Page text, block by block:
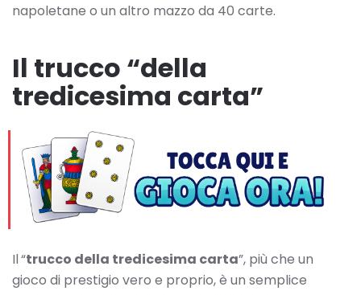
napoletane o un altro mazzo da 40 carte.
Il trucco “della
tredicesima carta”
Il“trucco della tredicesima carta”, più che un
gioco di prestigio vero e proprio, è un semplice